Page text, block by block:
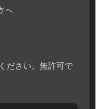
へ
ださい。無許可で